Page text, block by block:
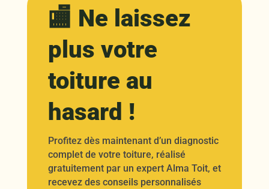
🏬 Ne laissez
plus votre
toiture au
hasard !
Profitez dès maintenant d’un diagnostic
complet de votre toiture, réalisé
gratuitement par un expert Alma Toit, et
recevez des conseils personnalisés